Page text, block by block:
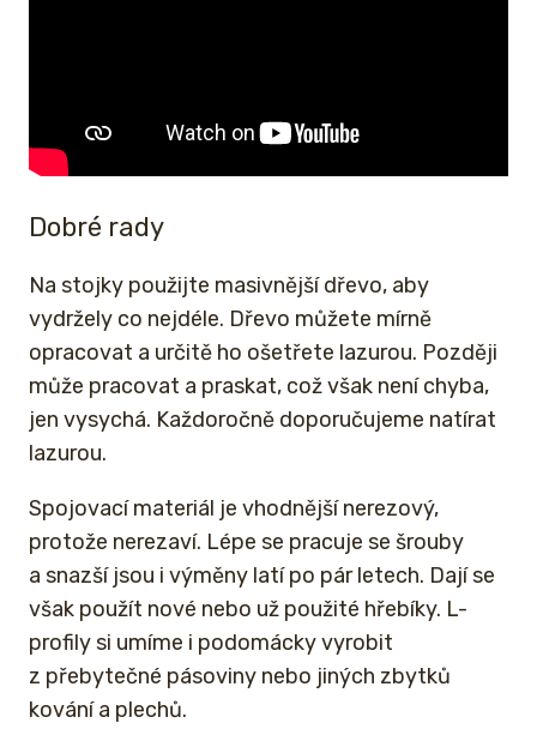
Dobré rady
Na stojky použijte masivnější dřevo, aby
vydržely co nejdéle. Dřevo můžete mírně
opracovat a určitě ho ošetřete lazurou. Později
může pracovat a praskat, což však není chyba,
jen vysychá. Každoročně doporučujeme natírat
lazurou.
Spojovací materiál je vhodnější nerezový,
protože nerezaví. Lépe se pracuje se šrouby
a snazší jsou i výměny latí po pár letech. Dají se
však použít nové nebo už použité hřebíky. L-
profily si umíme i podomácky vyrobit
z přebytečné pásoviny nebo jiných zbytků
kování a plechů.